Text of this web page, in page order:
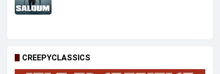
CREEPYCLASSICS